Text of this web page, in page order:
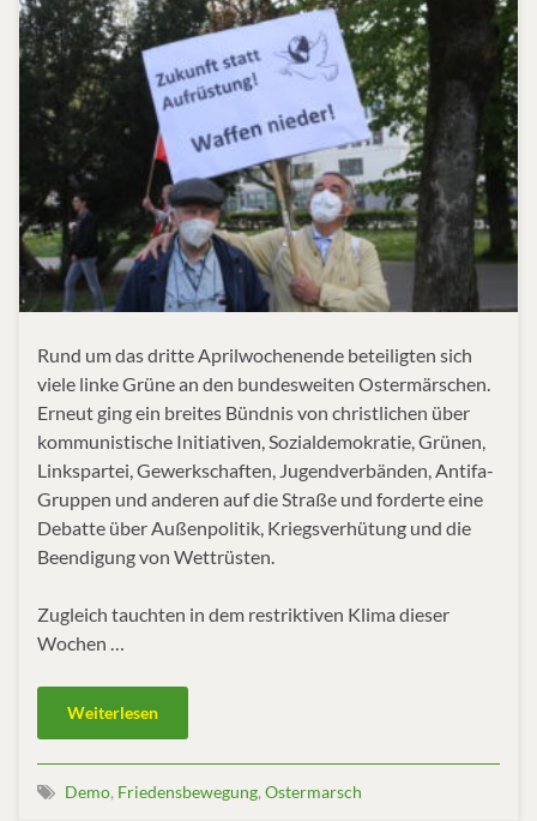
Rund um das dritte Aprilwochenende beteiligten sich
viele linke Grüne an den bundesweiten Ostermärschen.
Erneut ging ein breites Bündnis von christlichen über
kommunistische Initiativen, Sozialdemokratie, Grünen,
Linkspartei, Gewerkschaften, Jugendverbänden, Antifa-
Gruppen und anderen auf die Straße und forderte eine
Debatte über Außenpolitik, Kriegsverhütung und die
Beendigung von Wettrüsten.
Zugleich tauchten in dem restriktiven Klima dieser
Wochen …
Weiterlesen
Demo, Friedensbewegung,Ostermarsch